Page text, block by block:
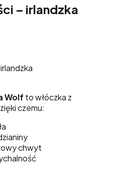
– irlandzka
Wolf to włóczka z
czemu:
chwyt